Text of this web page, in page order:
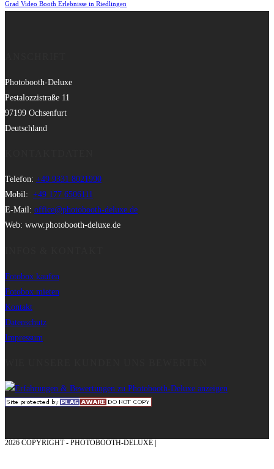
Grad Video Booth Erlebnisse in Riedlingen
Photobooth-Deluxe
Pestalozzistraße 11
97199 Ochsenfurt
Deutschland
Telefon: +49 9331 8021990
Mobil: +49 177 6506111
E-Mail: office@photobooth-deluxe.de
Web: www.photobooth-deluxe.de
Fotobox kaufen
Fotobox mieten
Kontakt
Datenschutz
Impressum
2026 COPYRIGHT - PHOTOBOOTH-DELUXE |